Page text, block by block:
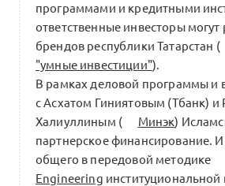
программами и кредитными
ответственные инвесторы могут
брендов республики Татарстан (
"умные инвестиции").
В рамках деловой программы и
с Асхатом Гиниятовым (Тбанк) и
Халиуллиным (
Минэк)
партнерское финансирование.
общего в передовой методике
Engineering